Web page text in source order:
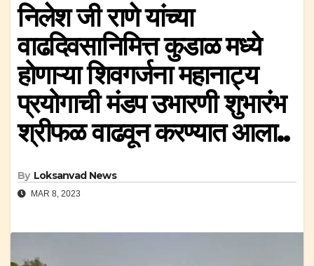
निलेश जी राणे यांच्या
वाढदिवसानिमित्त कुडाळ मध्ये
होणाऱ्या शिवगर्जना महानाट्य
प्रयोगाची मंडप उभारणी शुभारंभ
श्रीफळ वाढवून करण्यात आला..
By Loksanvad News
MAR 8, 2023